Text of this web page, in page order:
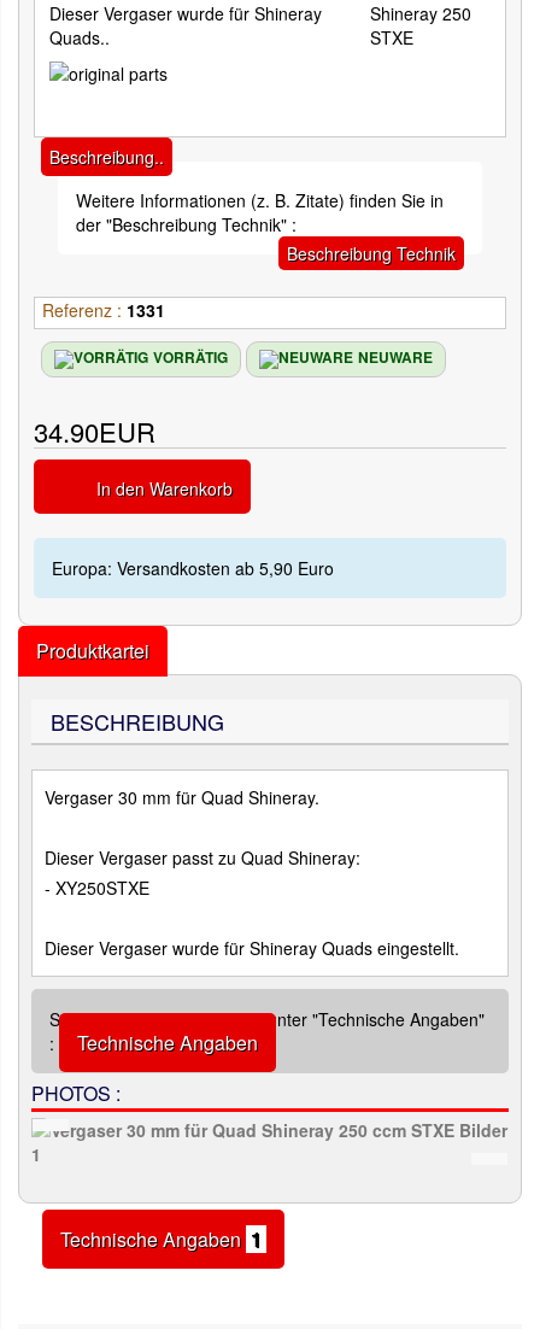
Dieser Vergaser wurde für Shineray
Quads..
Beschreibung..
Weitere Informationen (z. B. Zitate) finden Sie in
der "Beschreibung Technik" :
Beschreibung Technik
Referenz : 1331
VORRÄTIG NEUWARE
34.90EUR
In den Warenkorb
Europa: Versandkosten ab 5,90 Euro
Produktkartei
BESCHREIBUNG
Vergaser 30 mm für Quad Shineray.
Dieser Vergaser passt zu Quad Shineray:
- XY250STXE
Dieser Vergaser wurde für Shineray Quads eingestellt.
Siehe zusätzliche Abbildung unter "Technische Angaben"
:
Technische Angaben
PHOTOS :
Technische Angaben 1